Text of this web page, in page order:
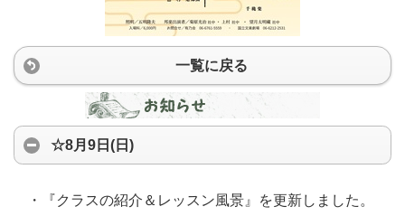
一覧に戻る
☆8月9日(日)
・『クラスの紹介＆レッスン風景』を更新しました。